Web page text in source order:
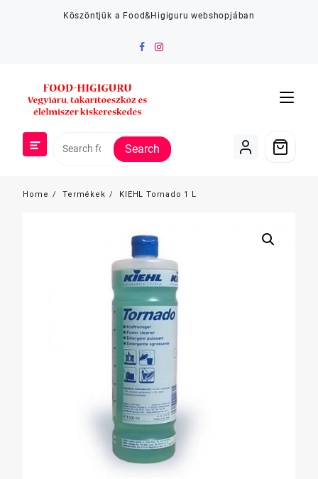
Köszöntjük a Food&Higiguru webshopjában
Search
Home Termékek KIEHL Tornado 1 L